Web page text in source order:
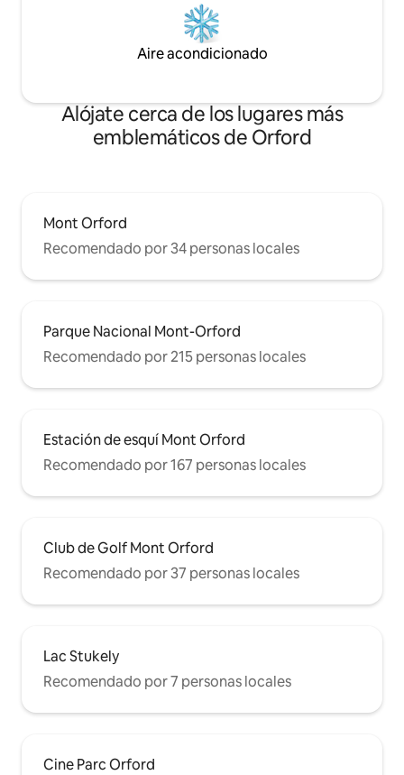
Aire acondicionado
Alójate cerca de los lugares más
emblemáticos de Orford
Mont Orford
Recomendado por 34 personas locales
Parque Nacional Mont-Orford
Recomendado por 215 personas locales
Estación de esquí Mont Orford
Recomendado por 167 personas locales
Club de Golf Mont Orford
Recomendado por 37 personas locales
Lac Stukely
Recomendado por 7 personas locales
Cine Parc Orford